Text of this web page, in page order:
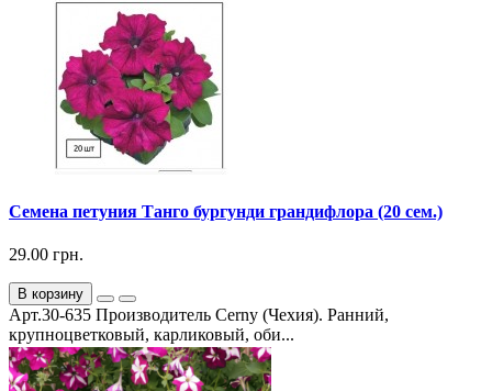
Семена петуния Танго бургунди грандифлора (20 сем.)
29.00 грн.
В корзину
Арт.30-635 Производитель Cerny (Чехия). Ранний,
крупноцветковый, карликовый, оби...